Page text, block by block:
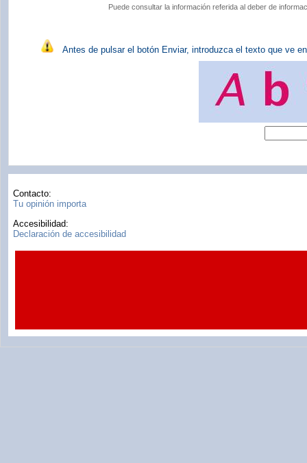
Puede consultar la información referida al deber de
Antes de pulsar el botón Enviar, introduzca el texto que ve
Contacto:
Tu opinión importa
Accesibilidad:
Declaración de accesibilidad